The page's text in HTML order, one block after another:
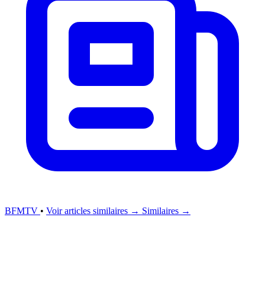
BFMTV • Voir articles similaires → Similaires →